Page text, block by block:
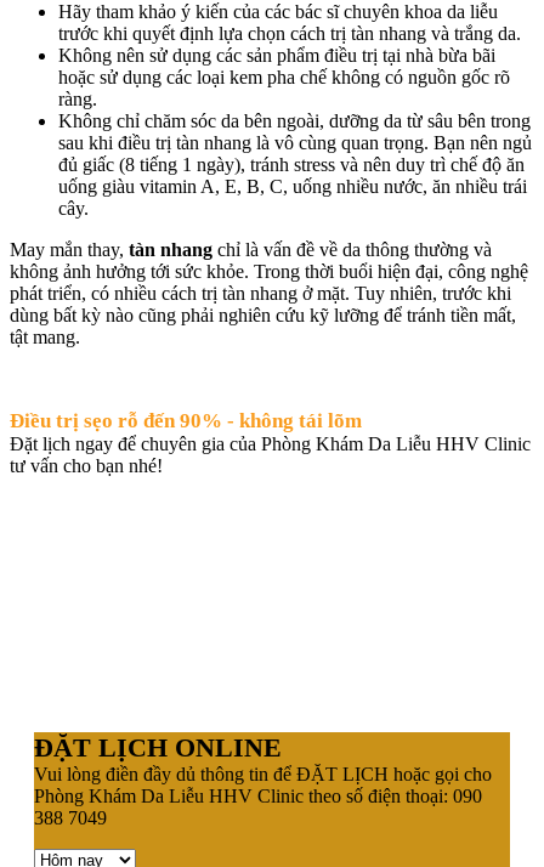
Hãy tham khảo ý kiến của các bác sĩ chuyên khoa da liễu
trước khi quyết định lựa chọn cách trị tàn nhang và trắng da.
Không nên sử dụng các sản phẩm điều trị tại nhà bừa bãi
hoặc sử dụng các loại kem pha chế không có nguồn gốc rõ
ràng.
Không chỉ chăm sóc da bên ngoài, dưỡng da từ sâu bên trong
sau khi điều trị tàn nhang là vô cùng quan trọng. Bạn nên ngủ
đủ giấc (8 tiếng 1 ngày), tránh stress và nên duy trì chế độ ăn
uống giàu vitamin A, E, B, C, uống nhiều nước, ăn nhiều trái
cây.
May mắn thay, tàn nhang chỉ là vấn đề về da thông thường và
không ảnh hưởng tới sức khỏe. Trong thời buổi hiện đại, công nghệ
phát triển, có nhiều cách trị tàn nhang ở mặt. Tuy nhiên, trước khi
dùng bất kỳ nào cũng phải nghiên cứu kỹ lưỡng để tránh tiền mất,
tật mang.
Điều trị sẹo rỗ đến 90% - không tái lõm
Đặt lịch ngay để chuyên gia của Phòng Khám Da Liễu HHV Clinic
tư vấn cho bạn nhé!
ĐẶT LỊCH ONLINE
Vui lòng điền đầy dủ thông tin để ĐẶT LỊCH hoặc gọi cho
Phòng Khám Da Liễu HHV Clinic theo số điện thoại: 090
388 7049